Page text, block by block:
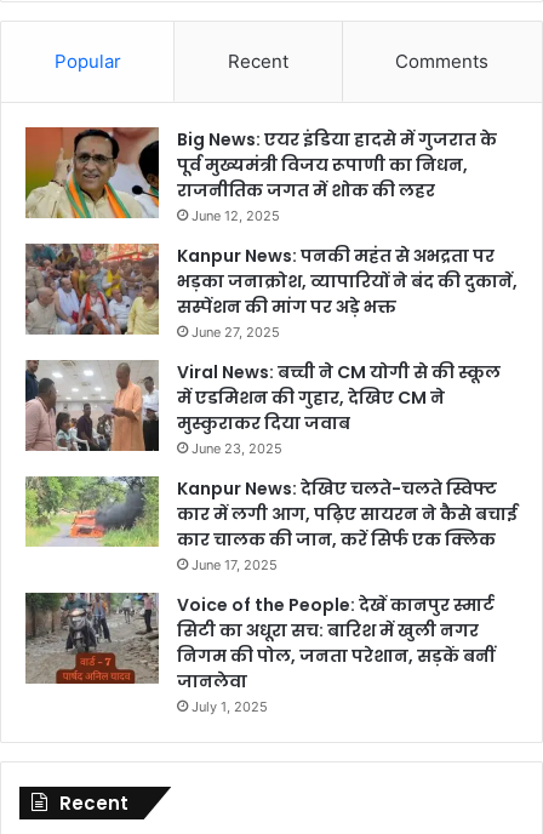
Popular Recent Comments
Big News: एयर इंडिया हादसे में गुजरात के
पूर्व मुख्यमंत्री विजय रूपाणी का निधन,
राजनीतिक जगत में शोक की लहर
June 12, 2025
Kanpur News: पनकी महंत से अभद्रता पर
भड़का जनाक्रोश, व्यापारियों ने बंद की दुकानें,
सस्पेंशन की मांग पर अड़े भक्त
June 27, 2025
Viral News: बच्ची ने CM योगी से की स्कूल
में एडमिशन की गुहार, देखिए CM ने
मुस्कुराकर दिया जवाब
June 23, 2025
Kanpur News: देखिए चलते-चलते स्विफ्ट
कार में लगी आग, पढ़िए सायरन ने कैसे बचाई
कार चालक की जान, करें सिर्फ एक क्लिक
June 17, 2025
Voice of the People: देखें कानपुर स्मार्ट
सिटी का अधूरा सच: बारिश में खुली नगर
निगम की पोल, जनता परेशान, सड़कें बनीं
जानलेवा
July 1, 2025
Recent